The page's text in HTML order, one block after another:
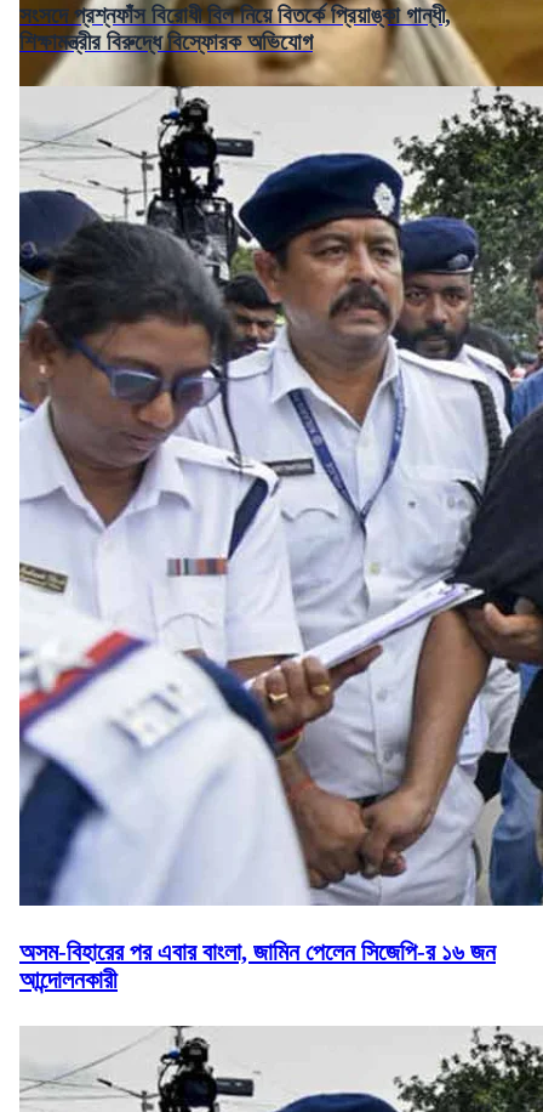
সংসদে প্রশ্নফাঁস বিরোধী বিল নিয়ে বিতর্কে প্রিয়াঙ্কা গান্ধী,
শিক্ষামন্ত্রীর বিরুদ্ধে বিস্ফোরক অভিযোগ
অসম-বিহারের পর এবার বাংলা, জামিন পেলেন সিজেপি-র ১৬ জন
আন্দোলনকারী